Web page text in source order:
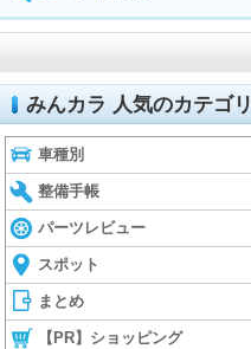
みんカラ 人気のカテゴリ
車種別
整備手帳
パーツレビュー
スポット
まとめ
【PR】ショッピング